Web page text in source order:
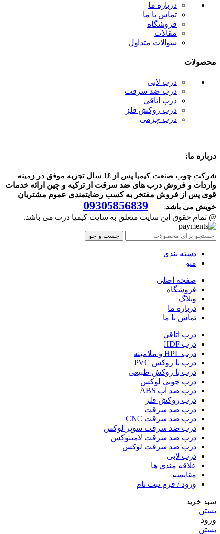
درباره ما
تماس با ما
فروشگاه
مقالات
سوالات متداول
محصولات
درب لابی
درب ضد سرقت
درب اتاقی
درب روکش فلز
درب چرمی
درباره ما:
شرکت چوب صنعت کیمیا پس از 18 سال تجربه موفق در زمینه
واردات و فروش درب های ضد سرقت از ترکیه و چین ارائه خدمات
قوی پس از فروش مفتخر به کسب رضایتمندی عموم مشتریان
خویش می باشد.
09305856839
@ تمام حقوق این سایت متعلق به سایت کیمیا درب می باشد.
جست و جو
دسته بندی
منو
صفحه اصلی
فروشگاه
وبلاگ
درباره ما
تماس با ما
درب اتاقی
درب HDF
درب HPL و ملامینه
درب با روکش PVC
درب با روکش طبیعی
درب چوبی لوکس
درب ضد آب ABS
درب روکش فلز
درب ضد سرقت
درب ضد سرقت CNC
درب ضد سرقت سوپر لوکس
درب ضد سرقت لامینوکس
درب ضد سرقت لوکس
درب لابی
علاقه مندی ها
مقایسه
ورود / فرم ثبت نام
سبد خرید
بستن
ورود
بستن